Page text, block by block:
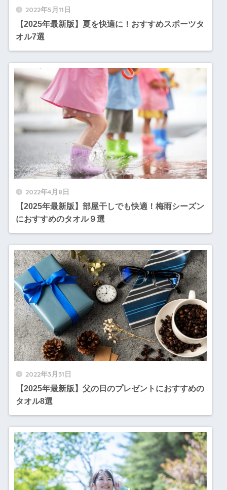
2022年5月11日
【2025年最新版】夏を快適に！おすすめスポーツタ
オル7選
2022年4月8日
【2025年最新版】部屋干しでも快適！梅雨シーズン
におすすめのタオル９選
2022年3月31日
【2025年最新版】父の日のプレゼントにおすすめの
タオル8選